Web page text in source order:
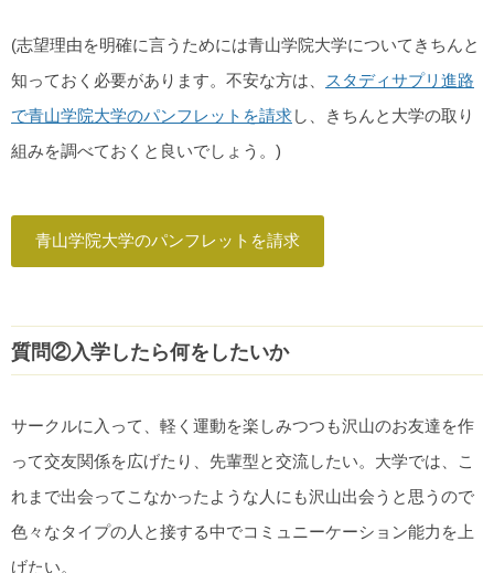
(志望理由を明確に言うためには青山学院大学についてきちんと
知っておく必要があります。不安な方は、
スタディサプリ進路
で青山学院大学のパンフレットを請求し、きちんと大学の取り
組みを調べておくと良いでしょう。)
青山学院大学のパンフレットを請求
質問②入学したら何をしたいか
サークルに入って、軽く運動を楽しみつつも沢山のお友達を作
って交友関係を広げたり、先輩型と交流したい。大学では、こ
れまで出会ってこなかったような人にも沢山出会うと思うので
色々なタイプの人と接する中でコミュニーケーション能力を上
げたい。